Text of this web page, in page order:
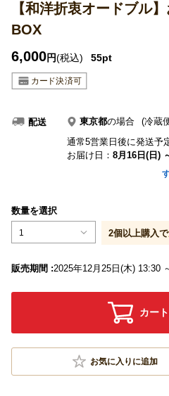
【和洋折衷オードブル
BOX
6,000円(税込) 55pt
配送 東京都の場合
(冷蔵
通常5営業日後に発送予
お届け日： 8月16日(日)
数量を選択
1 2個以上購入で
販売期間 :2025年12月25日(木) 13:30
カー
お気に入りに追加